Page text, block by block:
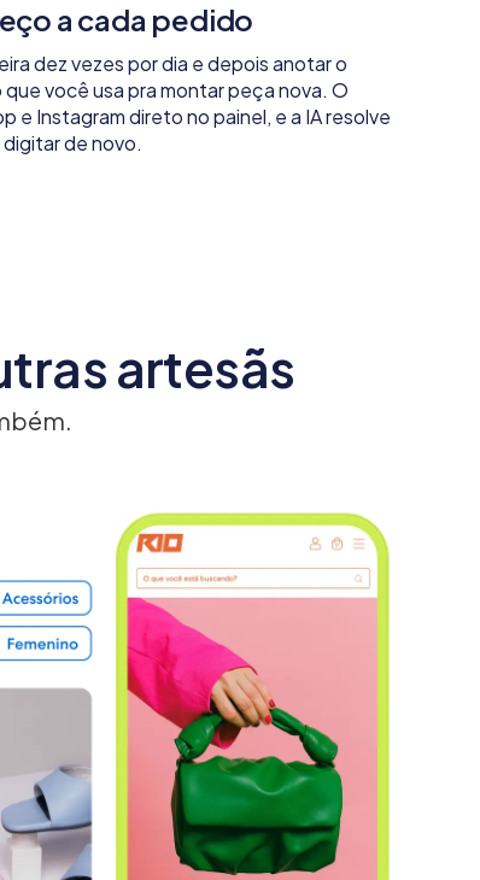
a cada pedido
dez vezes por dia e depois anotar o
você usa pra montar peça nova. O
e Instagram direto no painel, e a IA resolve
de novo.
artesãs